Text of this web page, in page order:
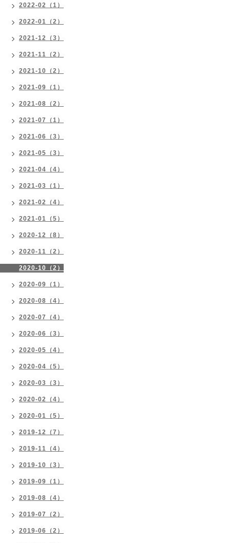
2022-02（1）
2022-01（2）
2021-12（3）
2021-11（2）
2021-10（2）
2021-09（1）
2021-08（2）
2021-07（1）
2021-06（3）
2021-05（3）
2021-04（4）
2021-03（1）
2021-02（4）
2021-01（5）
2020-12（8）
2020-11（2）
2020-10（2）
2020-09（1）
2020-08（4）
2020-07（4）
2020-06（3）
2020-05（4）
2020-04（5）
2020-03（3）
2020-02（4）
2020-01（5）
2019-12（7）
2019-11（4）
2019-10（3）
2019-09（1）
2019-08（4）
2019-07（2）
2019-06（2）